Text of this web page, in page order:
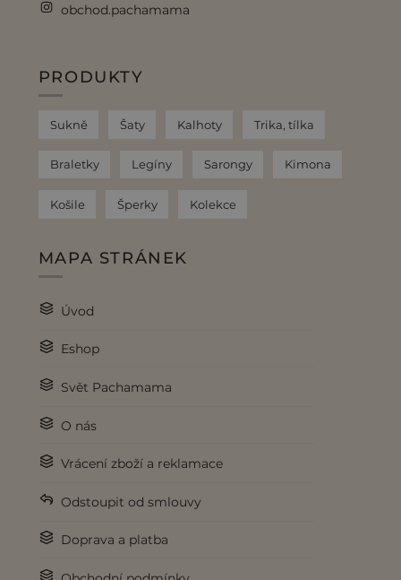
obchod.pachamama
PRODUKTY
Sukně Šaty Kalhoty Trika, tílka
Braletky Legíny Sarongy Kimona
Košile Šperky Kolekce
MAPA STRÁNEK
Úvod
Eshop
Svět Pachamama
O nás
Vrácení zboží a reklamace
Odstoupit od smlouvy
Doprava a platba